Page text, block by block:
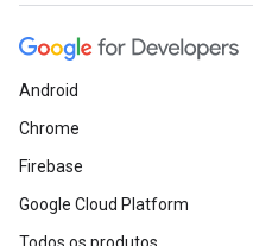
Android
Chrome
Firebase
Google Cloud Platform